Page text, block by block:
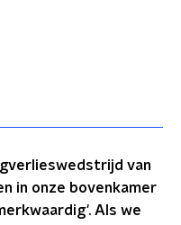
van
in onze bovenkamer
Als we